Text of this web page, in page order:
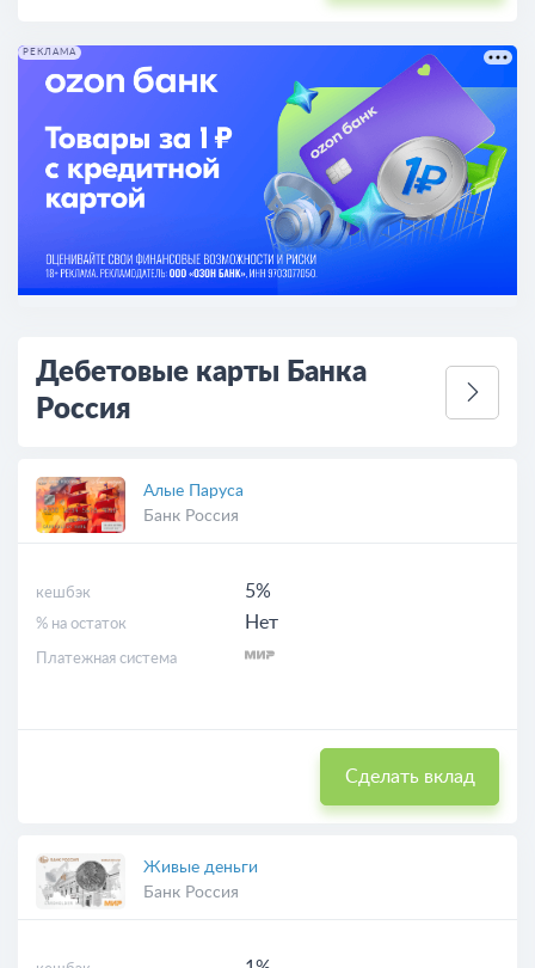
РЕКЛАМА
Дебетовые карты Банка
Россия
Алые Паруса
Банк Россия
кешбэк 5%
% на остаток Нет
Платежная система
Сделать вклад
Живые деньги
Банк Россия